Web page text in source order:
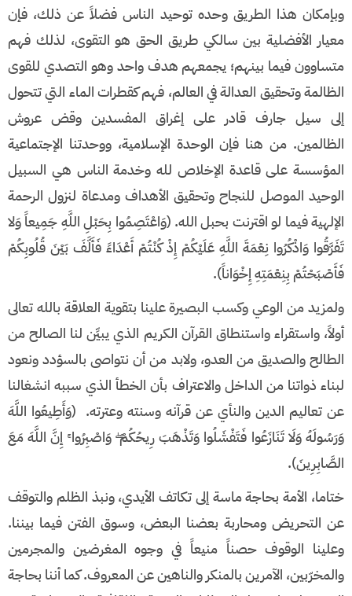
وبإمكان هذا الطريق وحده توحيد الناس فضلاً عن ذلك، فإن
معيار الأفضلية بين سالكي طريق الحق هو التقوى، لذلك فهم
متساوون فيما بينهم؛ يجمعهم هدف واحد وهو التصدي للقوى
الظالمة وتحقيق العدالة في العالم، فهم كقطرات الماء التي تتحول
إلى سيل جارف قادر على إغراق المفسدين وقض عروش
الظالمين. من هنا فإن الوحدة الإسلامية، ووحدتنا الإجتماعية
المؤسسة على قاعدة الإخلاص لله وخدمة الناس هي السبيل
الوحيد الموصل للنجاح وتحقيق الأهداف ومدعاة لنزول الرحمة
الإلهية فيما لو اقترنت بحبل الله. (وَاعْتَصِمُوا بِحَبْلِ اللَّهِ جَمِيعاً وَلا
تَفَرَّقُوا وَاذْكُرُوا نِعْمَةَ اللَّهِ عَلَيْكُمْ إِذْ كُنْتُمْ أَعْدَاءً فَأَلَّفَ بَيْنَ قُلُوبِكُمْ
فَأَصْبَحْتُمْ بِنِعْمَتِهِ إِخْوَاناً).
ولمزيد من الوعي وكسب البصيرة علينا بتقوية العلاقة بالله تعالى
أولاً، واستقراء واستنطاق القرآن الكريم الذي يبيِّن لنا الصالح من
الطالح والصديق من العدو، ولابد من أن نتواصى بالسؤدد ونعود
لبناء ذواتنا من الداخل والاعتراف بأن الخطأ الذي سببه انشغالنا
عن تعاليم الدين والنأي عن قرآنه وسنته وعترته. (وَأَطِيعُوا اللَّهَ
وَرَسُولَهُ وَلَا تَنَازَعُوا فَتَفْشَلُوا وَتَذْهَبَ رِيحُكُمْ ۖ وَاصْبِرُوا ۚ إِنَّ اللَّهَ مَعَ
الصَّابِرِينَ).
ختاما، الأمة بحاجة ماسة إلى تكاتف الأيدي، ونبذ الظلم والتوقف
عن التحريض ومحاربة بعضنا البعض، وسوق الفتن فيما بيننا.
وعلينا الوقوف حصناً منيعاً في وجوه المغرضين والمجرمين
والمخرّبين، الآمرين بالمنكر والناهين عن المعروف. كما أننا بحاجة